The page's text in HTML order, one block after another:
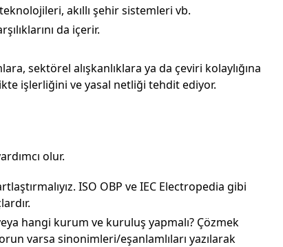
akıllı şehir sistemleri vb.
da içerir.
sektörel alışkanlıklara ya da çeviri kolaylığına
işlerliğini ve yasal netliği tehdit ediyor.
olur.
ISO OBP ve IEC Electropedia gibi
hangi kurum ve kuruluş yapmalı? Çözmek
varsa sinonimleri/eşanlamlıları yazılarak